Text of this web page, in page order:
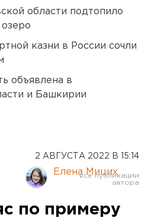
области подтопило
казни в России сочли
объявлена в
и Башкирии
2 АВГУСТА 2022 В 15:14
Елена Мицих
по примеру